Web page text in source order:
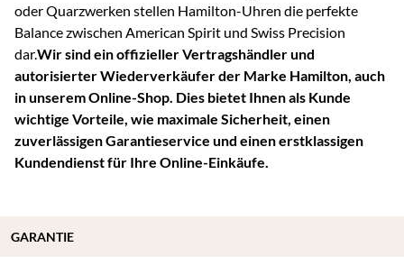
oder Quarzwerken stellen Hamilton-Uhren die perfekte
Balance zwischen American Spirit und Swiss Precision
dar.Wir sind ein offizieller Vertragshändler und
autorisierter Wiederverkäufer der Marke Hamilton, auch
in unserem Online-Shop. Dies bietet Ihnen als Kunde
wichtige Vorteile, wie maximale Sicherheit, einen
zuverlässigen Garantieservice und einen erstklassigen
Kundendienst für Ihre Online-Einkäufe.
GARANTIE